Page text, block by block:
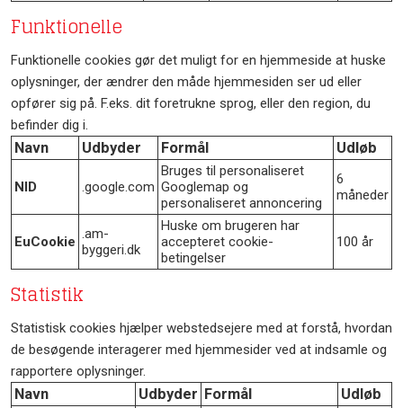
Funktionelle
Funktionelle cookies gør det muligt for en hjemmeside at huske
oplysninger, der ændrer den måde hjemmesiden ser ud eller
opfører sig på. F.eks. dit foretrukne sprog, eller den region, du
befinder dig i.
Navn Udbyder Formål Udløb
NID .google.com
Bruges til personaliseret
Googlemap og
personaliseret annoncering
6
måneder
EuCookie .am-
byggeri.dk
Huske om brugeren har
accepteret cookie-
betingelser
100 år
Statistik
Statistisk cookies hjælper webstedsejere med at forstå, hvordan
de besøgende interagerer med hjemmesider ved at indsamle og
rapportere oplysninger.
Navn Udbyder Formål Udløb